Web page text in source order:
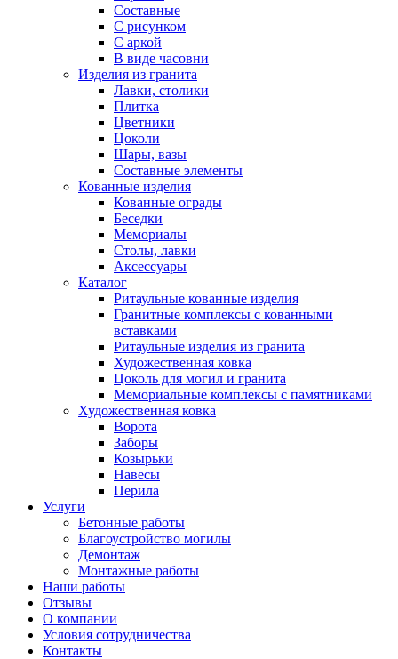
Составные
С рисунком
С аркой
В виде часовни
Изделия из гранита
Лавки, столики
Плитка
Цветники
Цоколи
Шары, вазы
Составные элементы
Кованные изделия
Кованные ограды
Беседки
Мемориалы
Столы, лавки
Аксессуары
Каталог
Ритаульные кованные изделия
Гранитные комплексы с кованными
вставками
Ритаульные изделия из гранита
Художественная ковка
Цоколь для могил и гранита
Мемориальные комплексы с памятниками
Художественная ковка
Ворота
Заборы
Козырьки
Навесы
Перила
Услуги
Бетонные работы
Благоустройство могилы
Демонтаж
Монтажные работы
Наши работы
Отзывы
О компании
Условия сотрудничества
Контакты